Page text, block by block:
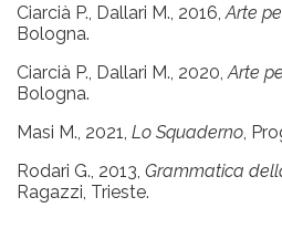
Ciarcià P., Dallari M., 2016, Arte
Bologna.
Ciarcià P., Dallari M., 2020, Arte
Bologna.
Masi M., 2021, Lo Squaderno ,
Rodari G., 2013, Grammatica
Ragazzi, Trieste.